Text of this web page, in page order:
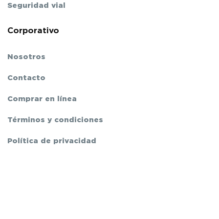
Seguridad vial
Corporativo
Nosotros
Contacto
Comprar en línea
Términos y condiciones
Política de privacidad